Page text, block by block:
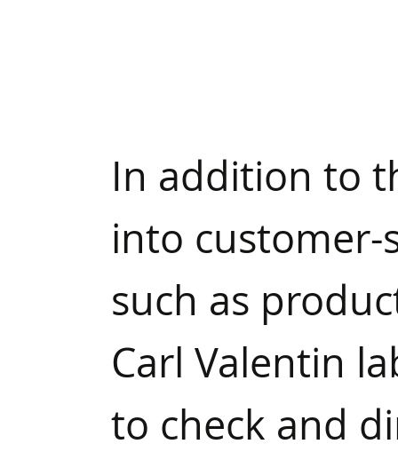
In addition to
into customer-
such as
Carl Valentin
to check and